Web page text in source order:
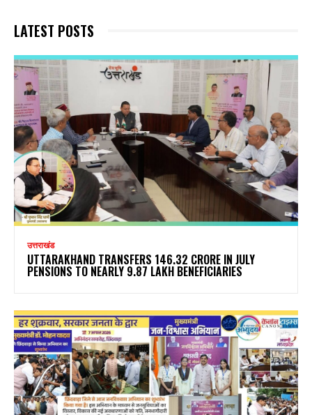
LATEST POSTS
उत्तराखंड
UTTARAKHAND TRANSFERS ₹146.32 CRORE IN JULY
PENSIONS TO NEARLY 9.87 LAKH BENEFICIARIES